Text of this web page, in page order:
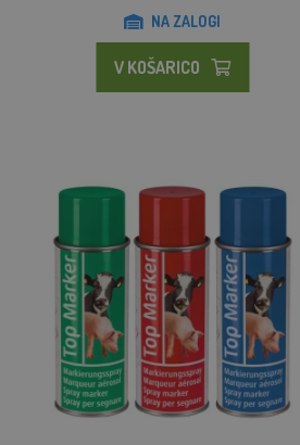
NA ZALOGI
V KOŠARICO